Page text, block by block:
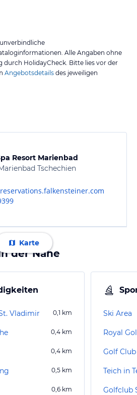
Alle Angaben ohne
durch HolidayCheck. Bitte lies vor der
Angebotsdetails des jeweiligen
Resort Marienbad
Tschechien
Karte
der Nähe
Vladimir 0,1 km
0,4 km
0,4 km
0,5 km
0,6 km
Ski Area
Royal
Golf
Teich in
Golfclub